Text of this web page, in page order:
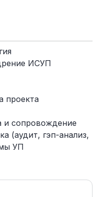
ИСУП
проекта
и сопровождение
(аудит, гэп-анализ,
УП